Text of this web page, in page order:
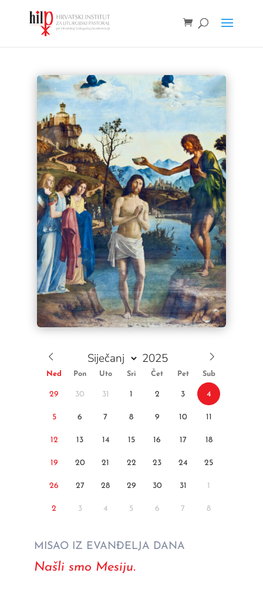
Ned Pon Uto Sri Čet Pet Sub
29 30 31 1 2 3 4
5 6 7 8 9 10 11
12 13 14 15 16 17 18
19 20 21 22 23 24 25
26 27 28 29 30 31 1
2 3 4 5 6 7 8
MISAO IZ EVANĐELJA DANA
Našli smo Mesiju.